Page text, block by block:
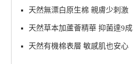
天然無漂白原生棉 親膚少刺激
天然草本加蘆薈精華 抑菌達9成
天然有機棉表層 敏感肌也安心